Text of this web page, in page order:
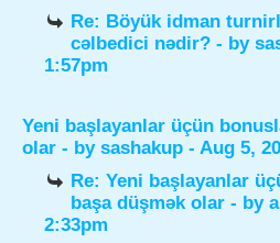
Re: Böyük idman
cəlbedici nədir? - by
1:57pm
Yeni başlayanlar üçün
olar - by sashakup - Aug 5,
Re: Yeni başlayanlar
başa düşmək olar - by
2:33pm